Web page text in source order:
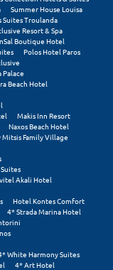
Summer House Louisa
Suites Troulanda
Resort & Spa
Boutique Hotel
Polos Hotel Paros
Palace
Beach Hotel
Makis Inn Resort
Naxos Beach Hotel
Mitsis Family Village
Akali Hotel
Hotel Kontes Comfort
4* Strada Marina Hotel
White Harmony Suites
4* Art Hotel